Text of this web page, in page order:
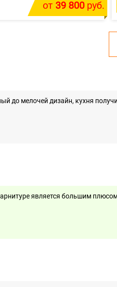
от 39 800 руб.
У меня есть проект
до мелочей дизайн, кухня
является большим